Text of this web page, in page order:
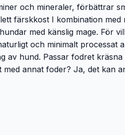
och mineraler, förbättrar
färskkost I kombination
med känslig mage. För
och minimalt processat
av hund. Passar fodret
annat foder? Ja, det kan